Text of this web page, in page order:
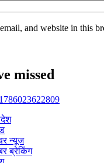
and website in this
missed
न्यूज
ब्रेकिंग